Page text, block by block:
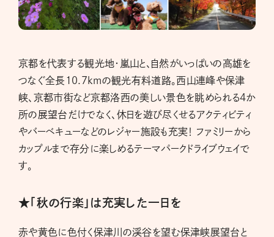
京都を代表する観光地・嵐山と、自然がいっぱいの高雄を
つなぐ全長10.7kmの観光有料道路。西山連峰や保津
峡、京都市街など京都洛西の美しい景色を眺められる4か
所の展望台だけでなく、休日を遊び尽くせるアクティビティ
やバーベキューなどのレジャー施設も充実！ ファミリーから
カップルまで存分に楽しめるテーマパークドライブウェイで
す。
★「秋の行楽」は充実した一日を
赤や黄色に色付く保津川の渓谷を望む保津峡展望台と